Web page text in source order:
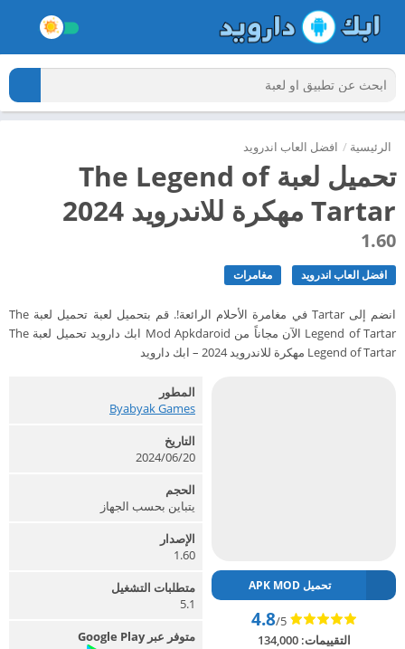
الرئيسية / افضل العاب اندرويد
تحميل لعبة The Legend of
Tartar مهكرة للاندرويد 2024
1.60
افضل العاب اندرويد مغامرات
انضم إلى Tartar في مغامرة الأحلام الرائعة!. قم بتحميل لعبة تحميل لعبة The
Legend of Tartar الآن مجاناً من Mod Apkdaroid ابك دارويد تحميل لعبة The
Legend of Tartar مهكرة للاندرويد 2024 – ابك دارويد
تحميل APK MOD
4.8/5
التقييمات:134,000
المطور
Byabyak Games‏
التاريخ
2024/06/20
الحجم
يتباين بحسب الجهاز
الإصدار
1.60
متطلبات التشغيل
5.1
متوفر عبر Google Play